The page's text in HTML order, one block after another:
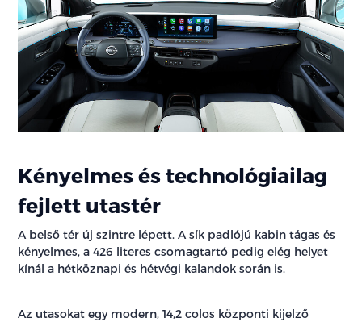
Kényelmes és technológiailag
fejlett utastér
A belső tér új szintre lépett. A sík padlójú kabin tágas és
kényelmes, a 426 literes csomagtartó pedig elég helyet
kínál a hétköznapi és hétvégi kalandok során is.
Az utasokat egy modern, 14,2 colos központi kijelző